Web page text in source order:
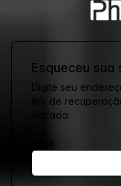
Esqueceu sua
Digite seu
link de
entrada.